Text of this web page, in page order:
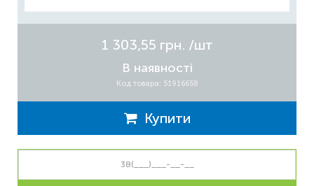
1 303,55 грн. /шт
В наявності
Код товара: 51916658
Купити